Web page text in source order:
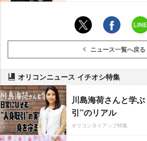
ニュース一覧へ戻る
オリコンニュース イチオシ特集
川島海荷さんと学
引”のリアル
オリコンタイアップ特集